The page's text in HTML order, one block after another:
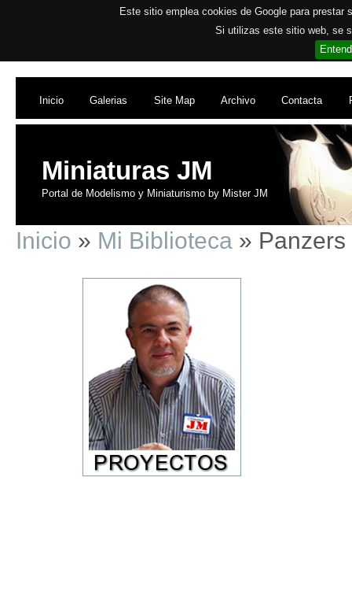
Este sitio emplea cookies de Google para
Si utilizas este sitio web, se
Inicio Galerias Site Map Archivo Contacta
Miniaturas JM
Portal de Modelismo y Miniaturismo by Mister JM
Inicio » Mi Biblioteca »